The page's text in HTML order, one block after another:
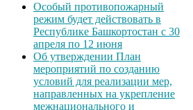
Особый противопожарный
режим будет действовать в
Республике Башкортостан с 30
апреля по 12 июня
Об утверждении План
мероприятий по созданию
условий для реализации мер,
направленных на укрепление
межнационального и